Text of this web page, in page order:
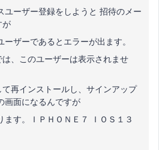
ユーザー登録をしようと 招待のメー
が
ザーであるとエラーが出ます。
、このユーザーは表示されませ
再インストールし、サインアップ
画面になるんですが
ます。ＩＰＨＯＮＥ７ ＩＯＳ１３